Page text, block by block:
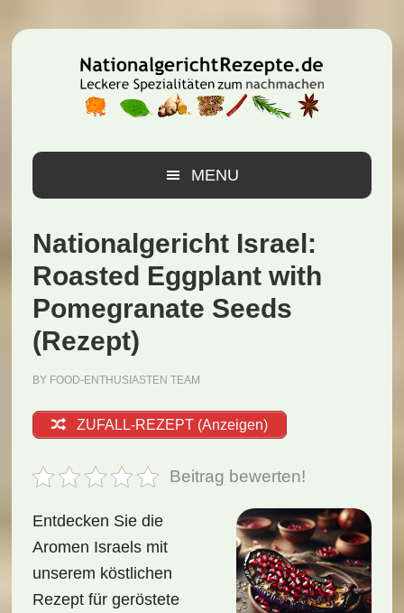
Hauptnavigation
Inhalt
Seitenspalte
MENU
Nationalgericht Israel:
Roasted Eggplant with
Pomegranate Seeds
(Rezept)
BY FOOD-ENTHUSIASTEN TEAM
ZUFALL-REZEPT (Anzeigen)
Beitrag bewerten!
Entdecken Sie die
Aromen Israels mit
unserem köstlichen
Rezept für geröstete